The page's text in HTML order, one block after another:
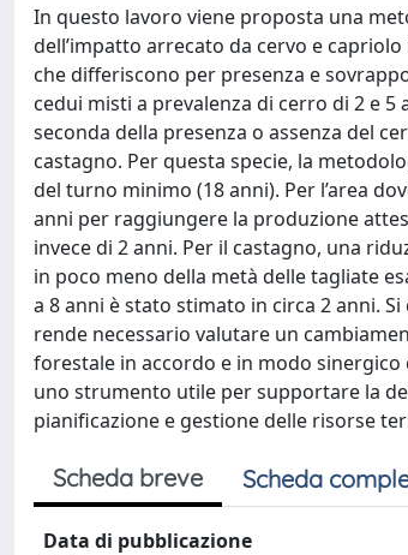
In questo lavoro viene proposta una
dell’impatto arrecato da cervo e
che differiscono per presenza e
cedui misti a prevalenza di cerro di 2 e
seconda della presenza o assenza del
castagno. Per questa specie, la
del turno minimo (18 anni). Per l’area
anni per raggiungere la produzione
invece di 2 anni. Per il castagno, una
in poco meno della metà delle tagliate
a 8 anni è stato stimato in circa 2 anni.
rende necessario valutare un
forestale in accordo e in modo
uno strumento utile per supportare la
pianificazione e gestione delle risorse
Scheda breve Scheda
Data di pubblicazione